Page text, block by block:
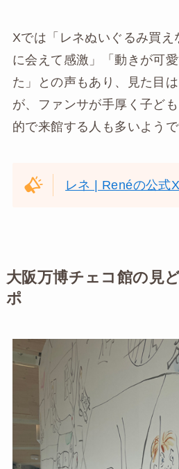
Xでは「レネぬいぐるみ買え
に会えて感激」「動きが可
た」との声もあり、見た目
が、ファンサが手厚く子ど
的で来館する人も多いようで
レネ | Renéの公式
大阪万博チェコ館の見
ポ